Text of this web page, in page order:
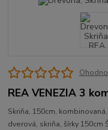
REA VENEZIA 3
Skriňa, 150cm,
dverová, skriňa, šírky